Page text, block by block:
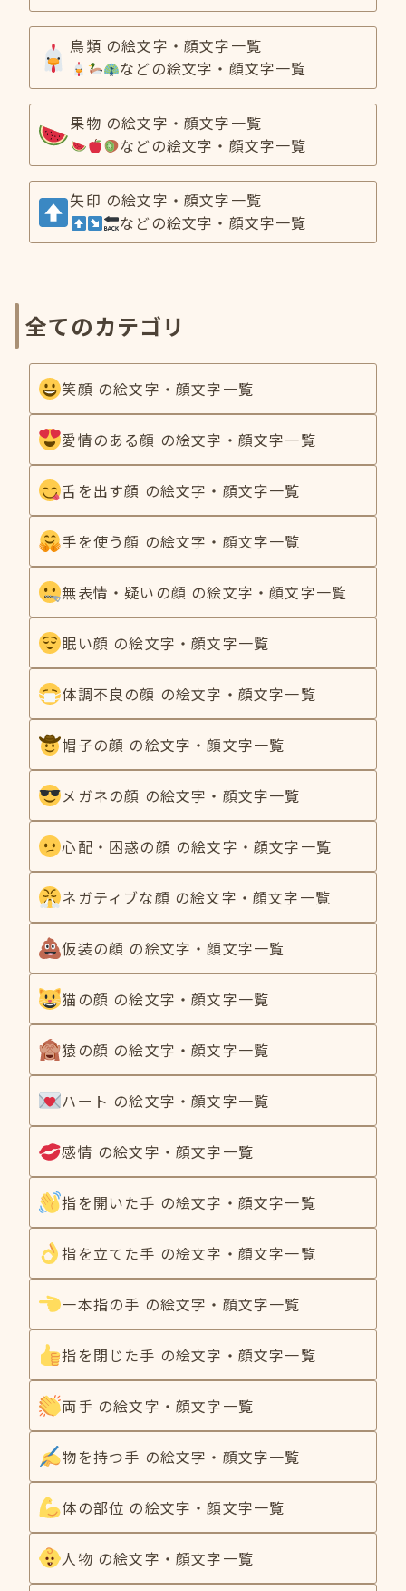
鳥類 の絵文字・顔文字一覧
などの絵文字・顔文字一覧
果物 の絵文字・顔文字一覧
などの絵文字・顔文字一覧
矢印 の絵文字・顔文字一覧
などの絵文字・顔文字一覧
全てのカテゴリ
笑顔 の絵文字・顔文字一覧
愛情のある顔 の絵文字・顔文字一覧
舌を出す顔 の絵文字・顔文字一覧
手を使う顔 の絵文字・顔文字一覧
無表情・疑いの顔 の絵文字・顔文字一覧
眠い顔 の絵文字・顔文字一覧
体調不良の顔 の絵文字・顔文字一覧
帽子の顔 の絵文字・顔文字一覧
メガネの顔 の絵文字・顔文字一覧
心配・困惑の顔 の絵文字・顔文字一覧
ネガティブな顔 の絵文字・顔文字一覧
仮装の顔 の絵文字・顔文字一覧
猫の顔 の絵文字・顔文字一覧
猿の顔 の絵文字・顔文字一覧
ハート の絵文字・顔文字一覧
感情 の絵文字・顔文字一覧
指を開いた手 の絵文字・顔文字一覧
指を立てた手 の絵文字・顔文字一覧
一本指の手 の絵文字・顔文字一覧
指を閉じた手 の絵文字・顔文字一覧
両手 の絵文字・顔文字一覧
物を持つ手 の絵文字・顔文字一覧
体の部位 の絵文字・顔文字一覧
人物 の絵文字・顔文字一覧